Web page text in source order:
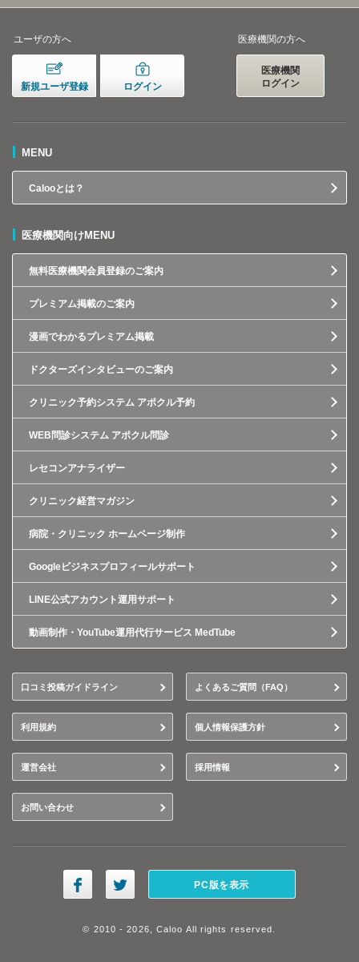
ユーザの方へ
新規ユーザ登録 ログイン
医療機関の方へ
医療機関
ログイン
MENU
Calooとは？
医療機関向けMENU
無料医療機関会員登録のご案内
プレミアム掲載のご案内
漫画でわかるプレミアム掲載
ドクターズインタビューのご案内
クリニック予約システム アポクル予約
WEB問診システム アポクル問診
レセコンアナライザー
クリニック経営マガジン
病院・クリニック ホームページ制作
Googleビジネスプロフィールサポート
LINE公式アカウント運用サポート
動画制作・YouTube運用代行サービス MedTube
口コミ投稿ガイドライン よくあるご質問（FAQ）
利用規約 個人情報保護方針
運営会社 採用情報
お問い合わせ
PC版を表示
© 2010 - 2026, Caloo All rights reserved.